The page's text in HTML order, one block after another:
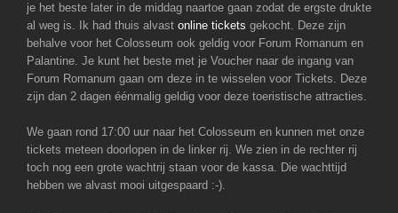
je het beste later in de middag naartoe gaan zodat de ergste drukte
al weg is. Ik had thuis alvast online tickets gekocht. Deze zijn
behalve voor het Colosseum ook geldig voor Forum Romanum en
Palantine. Je kunt het beste met je Voucher naar de ingang van
Forum Romanum gaan om deze in te wisselen voor Tickets. Deze
zijn dan 2 dagen éénmalig geldig voor deze toeristische attracties.
We gaan rond 17:00 uur naar het Colosseum en kunnen met onze
tickets meteen doorlopen in de linker rij. We zien in de rechter rij
toch nog een grote wachtrij staan voor de kassa. Die wachttijd
hebben we alvast mooi uitgespaard :-).